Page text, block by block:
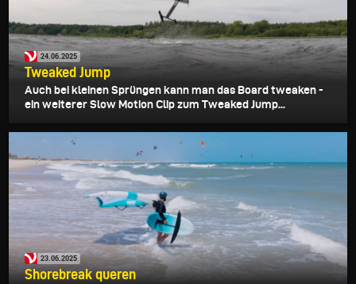
24.06.2025
Tweaked Jump
Auch bei kleinen Sprüngen kann man das Board tweaken -
ein weiterer Slow Motion Clip zum Tweaked Jump...
23.06.2025
Shorebreak queren